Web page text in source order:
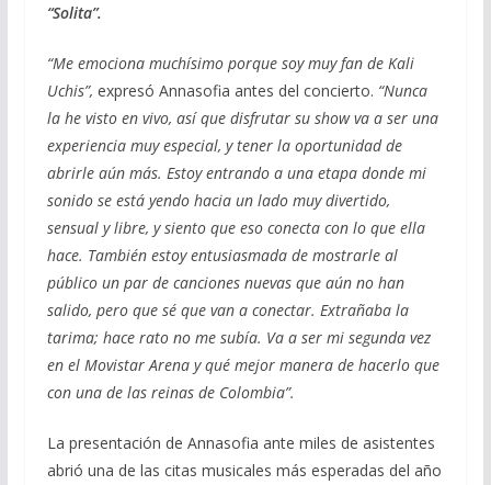
“Solita”.
“Me emociona muchísimo porque soy muy fan de Kali
Uchis”, expresó Annasofia antes del concierto. “Nunca
la he visto en vivo, así que disfrutar su show va a ser una
experiencia muy especial, y tener la oportunidad de
abrirle aún más. Estoy entrando a una etapa donde mi
sonido se está yendo hacia un lado muy divertido,
sensual y libre, y siento que eso conecta con lo que ella
hace. También estoy entusiasmada de mostrarle al
público un par de canciones nuevas que aún no han
salido, pero que sé que van a conectar. Extrañaba la
tarima; hace rato no me subía. Va a ser mi segunda vez
en el Movistar Arena y qué mejor manera de hacerlo que
con una de las reinas de Colombia”.
La presentación de Annasofia ante miles de asistentes
abrió una de las citas musicales más esperadas del año